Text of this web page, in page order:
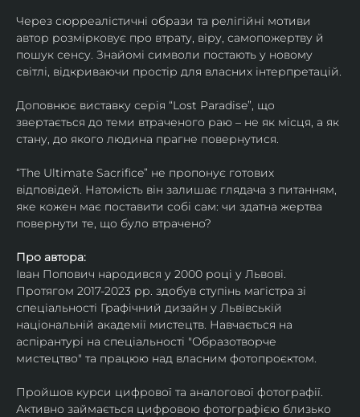
Через сюрреалістичні образи та релігійні мотиви
автор розмірковує про втрату, віру, самопожертву й
пошук сенсу. Знайомі символи постають у новому
світлі, відкриваючи простір для власних інтерпретацій.
Доповнює виставку серія “Lost Paradise”, що
звертається до теми втраченого раю – не як місця, а як
стану, до якого людина прагне повернутися.
“The Ultimate Sacrifice” не пропонує готових
відповідей. Натомість він залишає глядача з питанням,
яке кожен має поставити собі сам: чи здатна жертва
повернути те, що було втрачено?
Про автора:
Іван Попович народився у 2000 році у Львові.
Протягом 2017-2023 рр. здобув ступінь магістра зі
спеціальності Графічний дизайн у Львівській
національній академії мистецтв. Навчається на
аспірантурі на спеціальності "Образотворче
мистецтво" та працюю над власним фотопроєктом.
Пройшов курси цифрової та аналогової фотографії.
Активно займається цифровою фотографією близько